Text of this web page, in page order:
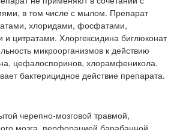
в том числе с мылом. Препарат
хлоридами, фосфатами,
цитратами. Хлоргексидина биглюконат
микроорганизмов к действию
цефалоспоринов, хлорамфеникола.
бактерицидное действие препарата.
черепно-мозговой травмой,